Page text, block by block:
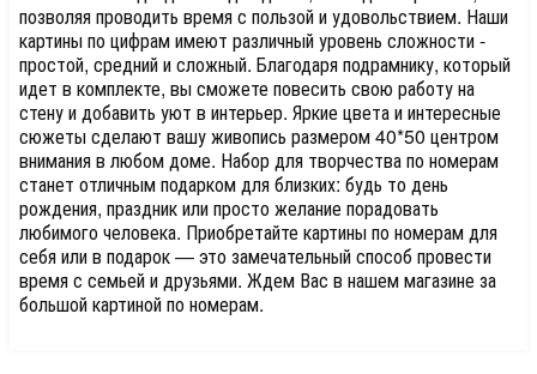
позволяя проводить время с пользой и удовольствием. Наши
картины по цифрам имеют различный уровень сложности -
простой, средний и сложный. Благодаря подрамнику, который
идет в комплекте, вы сможете повесить свою работу на
стену и добавить уют в интерьер. Яркие цвета и интересные
сюжеты сделают вашу живопись размером 40*50 центром
внимания в любом доме. Набор для творчества по номерам
станет отличным подарком для близких: будь то день
рождения, праздник или просто желание порадовать
любимого человека. Приобретайте картины по номерам для
себя или в подарок — это замечательный способ провести
время с семьей и друзьями. Ждем Вас в нашем магазине за
большой картиной по номерам.